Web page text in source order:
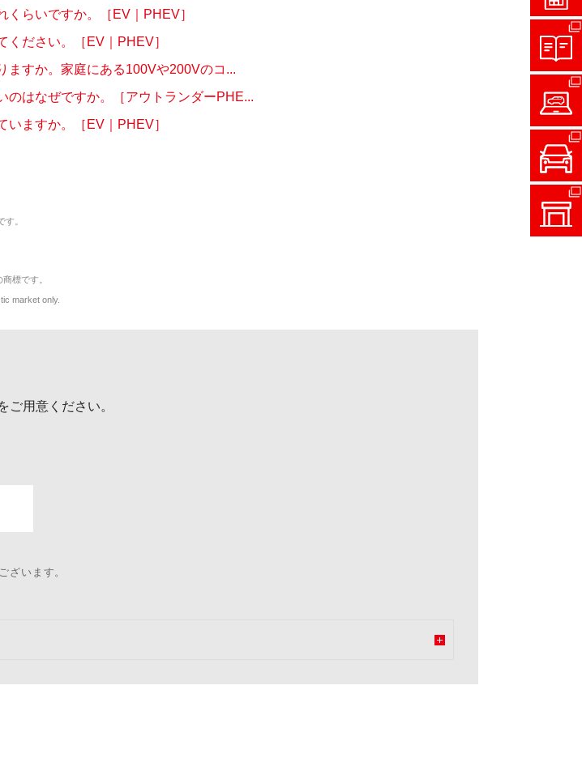
らいですか。［EV｜PHEV］
ください。［EV｜PHEV］
ますか。家庭にある100Vや200Vのコ...
のはなぜですか。［アウトランダーPHE...
いますか。［EV｜PHEV］
。
標です。
market only.
ご用意ください。
ざいます。